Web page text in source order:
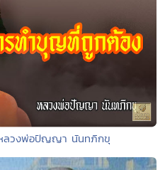
ลวงพ่อปัญญา นันทภิกขุ